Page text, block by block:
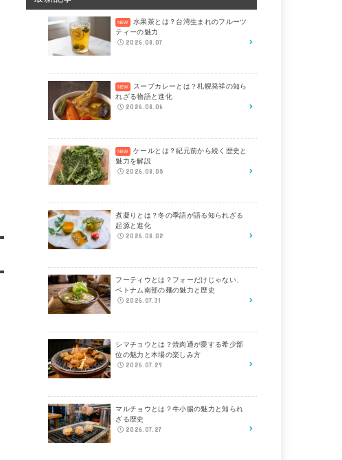
水果茶とは？台湾生まれのフルーツ
ティーの魅力
2026.08.07
スープカレーとは？札幌発祥の知ら
れざる物語と進化
2026.08.06
ケールとは？紀元前から続く歴史と
魅力を解説
2026.08.05
煮凝りとは？冬の季語が語る知られざる
起源と進化
2026.08.02
フーティウとは？フォーだけじゃない、
ベトナム南部の麺の魅力と歴史
2026.07.31
シマチョウとは？焼肉通が愛する希少部
位の魅力と本場の楽しみ方
2026.07.29
マルチョウとは？牛小腸の魅力と知られ
ざる歴史
2026.07.27